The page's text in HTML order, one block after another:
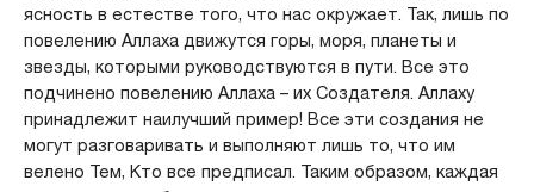
ясность в естестве того, что нас окружает. Так, лишь по
повелению Аллаха движутся горы, моря, планеты и
звезды, которыми руководствуются в пути. Все это
подчинено повелению Аллаха – их Создателя. Аллаху
принадлежит наилучший пример! Все эти создания не
могут разговаривать и выполняют лишь то, что им
велено Тем, Кто все предписал. Таким образом, каждая